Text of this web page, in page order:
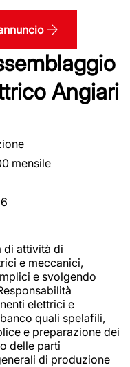
Angiari
mensile
di attività di
e meccanici,
e svolgendo
elettrici e
quali spelafili,
e preparazione dei
delle parti
di produzione